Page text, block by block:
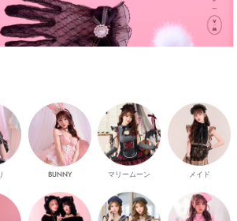
BUNNY マリームーン メイド